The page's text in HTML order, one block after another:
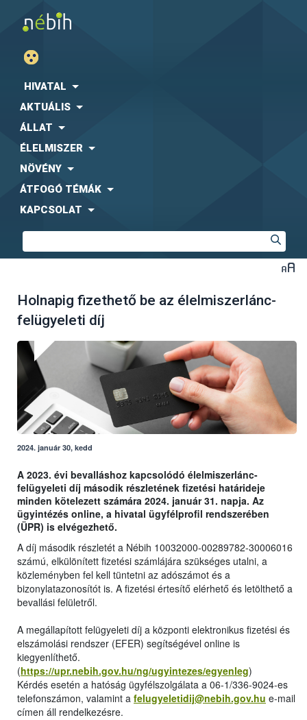
HIVATAL
AKTUÁLIS
ÁLLAT
ÉLELMISZER
NÖVÉNY
ÁTFOGÓ TÉMÁK
KAPCSOLAT
Holnapig fizethető be az élelmiszerlánc-
felügyeleti díj
2024. január 30, kedd
A 2023. évi bevalláshoz kapcsolódó élelmiszerlánc-
felügyeleti díj második részletének fizetési határideje
minden kötelezett számára 2024. január 31. napja. Az
ügyintézés online, a hivatal ügyfélprofil rendszerében
(ÜPR) is elvégezhető.
A díj második részletét a Nébih 10032000-00289782-30006016
számú, elkülönített fizetési számlájára szükséges utalni, a
közleményben fel kell tüntetni az adószámot és a
bizonylatazonosítót is. A fizetési értesítő elérhető és letölthető a
bevallási felületről.
A megállapított felügyeleti díj a központi elektronikus fizetési és
elszámolási rendszer (EFER) segítségével online is
kiegyenlíthető.
(https://upr.nebih.gov.hu/ng/ugyintezes/egyenleg)
Kérdés esetén a hatóság ügyfélszolgálata a 06-1/336-9024-es
telefonszámon, valamint a felugyeletidij@nebih.gov.hu e-mail
címen áll rendelkezésre.